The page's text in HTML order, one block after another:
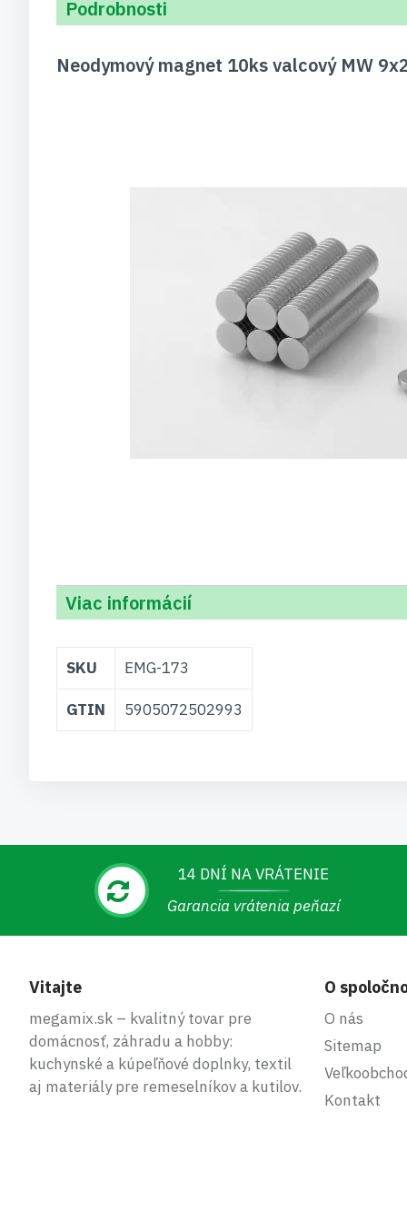
Podrobnosti
Neodymový magnet 10ks valcový MW
Viac informácií
Viac
informácií
SKU EMG-173
GTIN 5905072502993
14 DNÍ NA VRÁTENIE
Garancia vrátenia peňazí
Vitajte
megamix.sk – kvalitný tovar pre
domácnosť, záhradu a hobby:
kuchynské a kúpeľňové doplnky, textil
aj materiály pre remeselníkov a kutilov.
O
O nás
Sitemap
Kontakt